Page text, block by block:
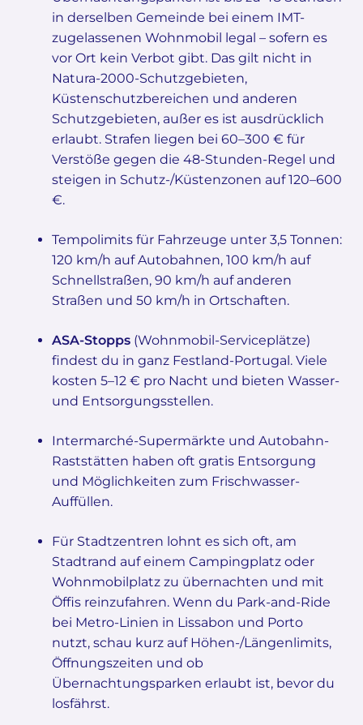
in derselben Gemeinde bei einem IMT-
zugelassenen Wohnmobil legal – sofern es
vor Ort kein Verbot gibt. Das gilt nicht in
Natura-2000-Schutzgebieten,
Küstenschutzbereichen und anderen
Schutzgebieten, außer es ist ausdrücklich
erlaubt. Strafen liegen bei 60–300 € für
Verstöße gegen die 48-Stunden-Regel und
steigen in Schutz-/Küstenzonen auf 120–600
€.
Tempolimits für Fahrzeuge unter 3,5 Tonnen:
120 km/h auf Autobahnen, 100 km/h auf
Schnellstraßen, 90 km/h auf anderen
Straßen und 50 km/h in Ortschaften.
ASA-Stopps (Wohnmobil-Serviceplätze)
findest du in ganz Festland-Portugal. Viele
kosten 5–12 € pro Nacht und bieten Wasser-
und Entsorgungsstellen.
Intermarché-Supermärkte und Autobahn-
Raststätten haben oft gratis Entsorgung
und Möglichkeiten zum Frischwasser-
Auffüllen.
Für Stadtzentren lohnt es sich oft, am
Stadtrand auf einem Campingplatz oder
Wohnmobilplatz zu übernachten und mit
Öffis reinzufahren. Wenn du Park-and-Ride
bei Metro-Linien in Lissabon und Porto
nutzt, schau kurz auf Höhen-/Längenlimits,
Öffnungszeiten und ob
Übernachtungsparken erlaubt ist, bevor du
losfährst.